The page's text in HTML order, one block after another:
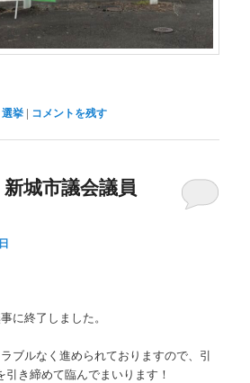
選挙 | コメントを残す
新城市議会議員
に終了しました。
ブルなく進められておりますので、引
き締めて臨んでまいります！